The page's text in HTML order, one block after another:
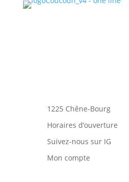
1225 Chêne-Bourg
Horaires d’ouverture
Suivez-nous sur IG
Mon compte